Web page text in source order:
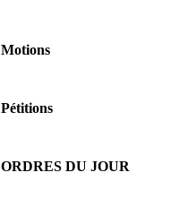
Motions
Pétitions
ORDRES DU JOUR